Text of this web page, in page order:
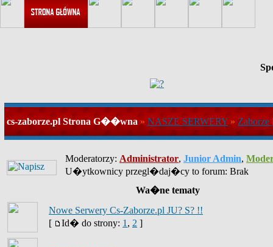
cs-zaborze.pl Strona G��wna » NASZE SERWERY » Zaborze
Moderatorzy: Administrator, Junior Admin,
U�ytkownicy przegl�daj�cy to forum: Brak
Wa�ne tematy
Nowe Serwery Cs-Zaborze.pl JU? S? !!
[
Id� do strony: 1 , 2 ]